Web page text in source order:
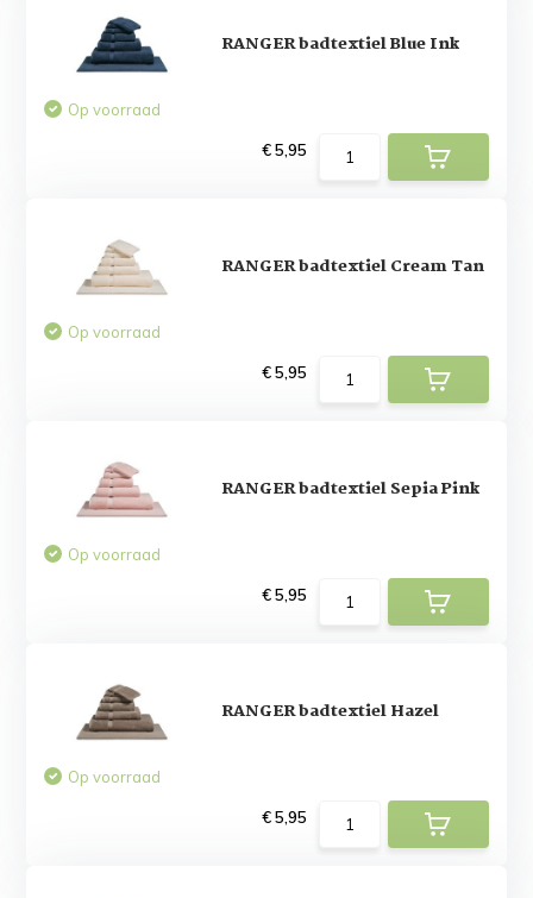
RANGER badtextiel Blue Ink
Op voorraad
€ 5,95
RANGER badtextiel Cream Tan
Op voorraad
€ 5,95
RANGER badtextiel Sepia Pink
Op voorraad
€ 5,95
RANGER badtextiel Hazel
Op voorraad
€ 5,95